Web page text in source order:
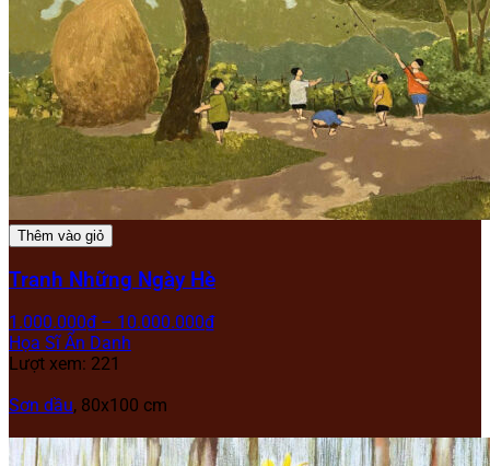
Thêm vào giỏ
Tranh Những Ngày Hè
1.000.000₫ – 10.000.000₫
Họa Sĩ Ẩn Danh
Lượt xem: 221
Sơn dầu, 80x100 cm